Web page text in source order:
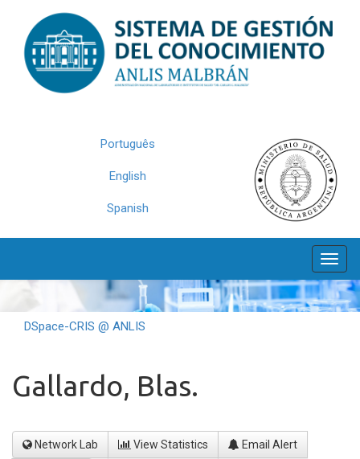
navigation
Português
English
Spanish
DSpace-CRIS @ ANLIS
Gallardo, Blas.
Network Lab View Statistics Email Alert